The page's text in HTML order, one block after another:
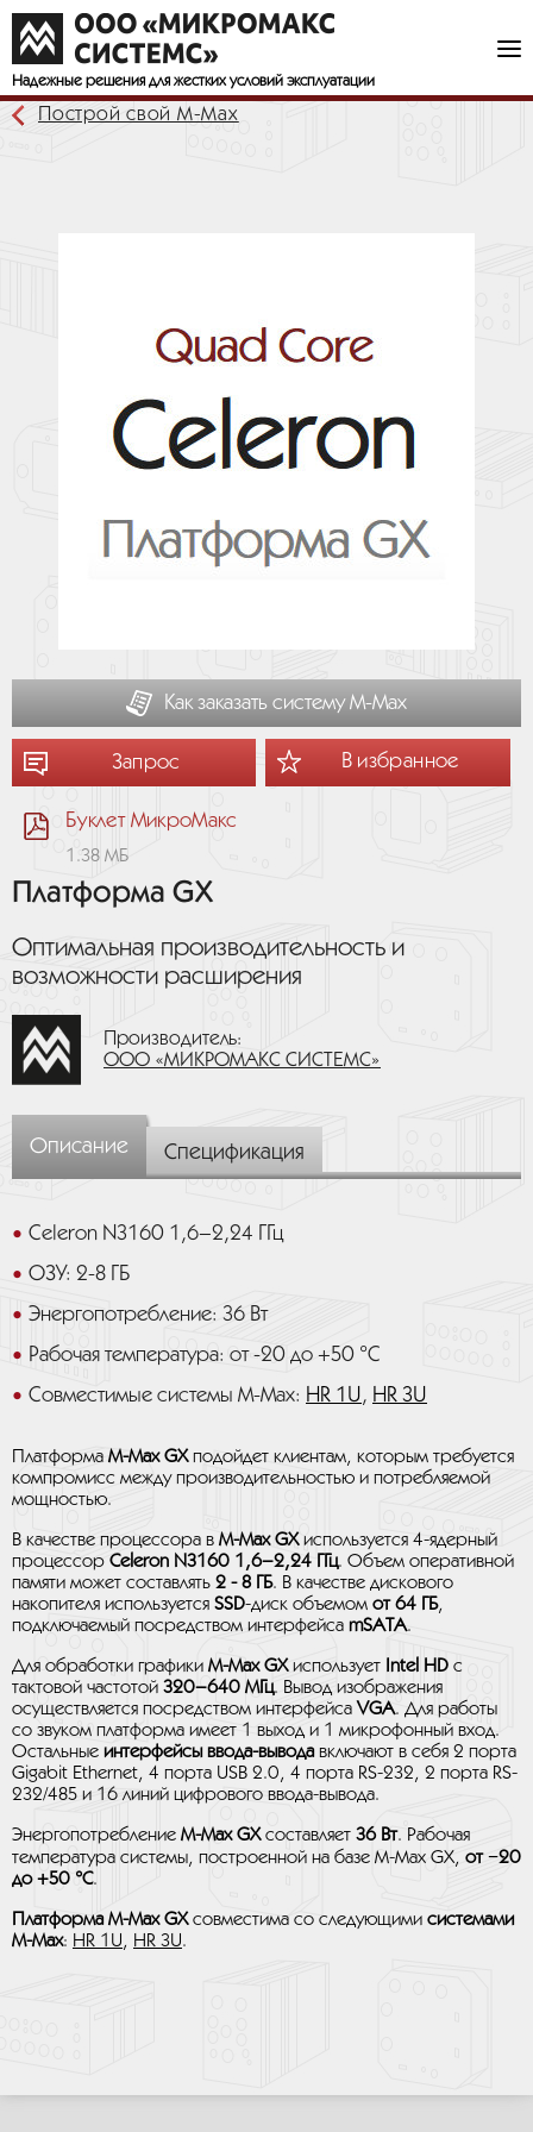
Надежные решения для жестких условий эксплуатации
Построй свой М-Мах
Как заказать систему М-Мах
Запрос В избранное
Буклет МикроМакс
1.38 МБ
Платформа GX
Оптимальная производительность и
возможности расширения
Производитель:
ООО «МИКРОМАКС СИСТЕМС»
Описание Спецификация
Celeron N3160 1,6–2,24 ГГц
ОЗУ: 2-8 ГБ
Энергопотребление: 36 Вт
Рабочая температура: от -20 до +50 °C
Совместимые системы M-Max: HR 1U, HR 3U
Платформа M-Max GXподойдет клиентам, которым требуется
компромисс между производительностью и потребляемой
мощностью.
В качестве процессора в M-Max GXиспользуется 4-ядерный
процессор Celeron N3160 1,6–2,24 ГГц. Объем оперативной
памяти может составлять 2 - 8 ГБ. В качестве дискового
накопителя используется SSD-диск объемом от 64 ГБ,
подключаемый посредством интерфейса mSATA.
Для обработки графики M-Max GXиспользует Intel HD с
тактовой частотой 320–640 МГц. Вывод изображения
осуществляется посредством интерфейса VGA. Для работы
со звуком платформа имеет 1 выход и 1 микрофонный вход.
Остальные интерфейсы ввода-выводавключают в себя 2 порта
Gigabit Ethernet, 4 порта USB 2.0, 4 порта RS-232, 2 порта RS-
232/485 и 16 линий цифрового ввода-вывода.
Энергопотребление M-Max GXсоставляет 36 Вт. Рабочая
температура системы, построенной на базе M-Max GX, от −20
до +50 °C.
Платформа M-Max GXсовместима со следующими системами
M-Max: HR 1U , HR 3U.